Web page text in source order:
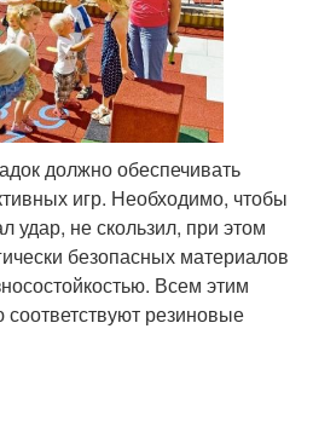
должно обеспечивать
игр. Необходимо, чтобы
удар, не скользил, при этом
безопасных материалов
Всем этим
резиновые